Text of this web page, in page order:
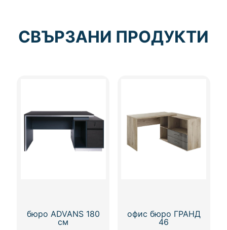
СВЪРЗАНИ ПРОДУКТИ
бюро ADVANS 180
см
офис бюро ГРАНД
46